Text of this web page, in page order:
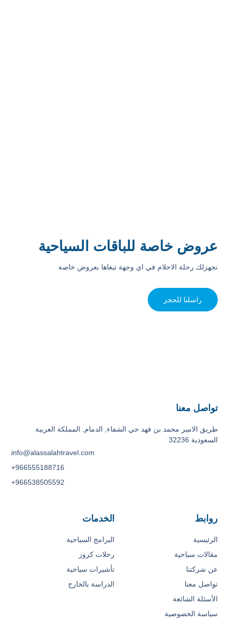
عروض خاصة للباقات السياحية
نجهزلك رحلة الاحلام في اي وجهة تبغاها بعروض خاصة
راسلنا للحجز
الخدمات
البرامج السياحية
رحلات كروز
تأشيرات سياحية
الدراسة بالخارج
روابط
الرئيسية
مقالات سياحية
عن شركتنا
تواصل معنا
الأسئلة الشائعة
سياسة الخصوصية
تواصل معنا
طريق الامير محمد بن فهد حي الشفاء, الدمام, المملكة العربية
السعودية 32236
info@alassalahtravel.com
+966555188716
+966538505592